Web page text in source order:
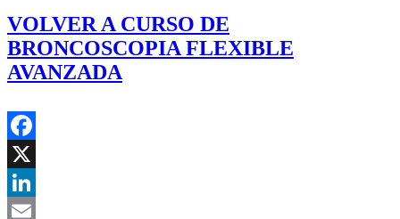
VOLVER A CURSO DE
BRONCOSCOPIA FLEXIBLE
AVANZADA
Facebook
X
LinkedIn